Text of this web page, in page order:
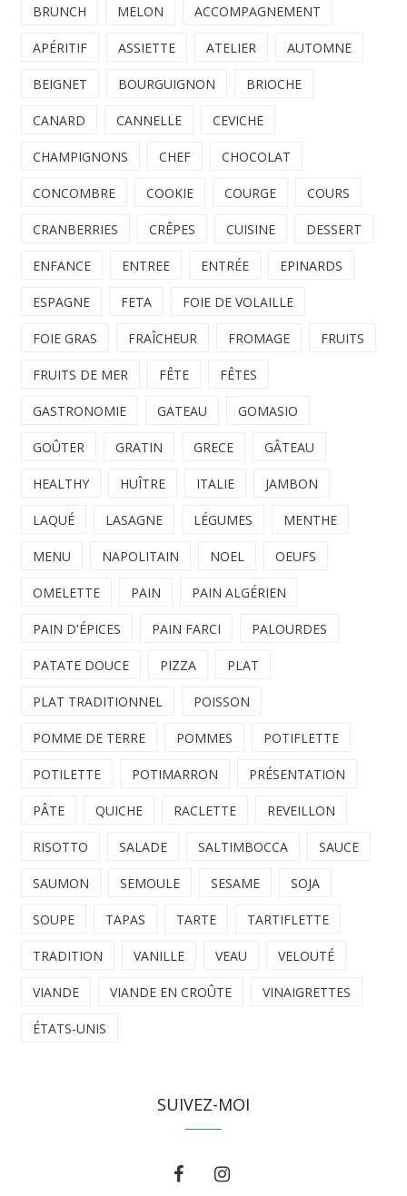
BRUNCH MELON ACCOMPAGNEMENT
APÉRITIF ASSIETTE ATELIER AUTOMNE
BEIGNET BOURGUIGNON BRIOCHE
CANARD CANNELLE CEVICHE
CHAMPIGNONS CHEF CHOCOLAT
CONCOMBRE COOKIE COURGE COURS
CRANBERRIES CRÊPES CUISINE DESSERT
ENFANCE ENTREE ENTRÉE EPINARDS
ESPAGNE FETA FOIE DE VOLAILLE
FOIE GRAS FRAÎCHEUR FROMAGE FRUITS
FRUITS DE MER FÊTE FÊTES
GASTRONOMIE GATEAU GOMASIO
GOÛTER GRATIN GRECE GÂTEAU
HEALTHY HUÎTRE ITALIE JAMBON
LAQUÉ LASAGNE LÉGUMES MENTHE
MENU NAPOLITAIN NOEL OEUFS
OMELETTE PAIN PAIN ALGÉRIEN
PAIN D'ÉPICES PAIN FARCI PALOURDES
PATATE DOUCE PIZZA PLAT
PLAT TRADITIONNEL POISSON
POMME DE TERRE POMMES POTIFLETTE
POTILETTE POTIMARRON PRÉSENTATION
PÂTE QUICHE RACLETTE REVEILLON
RISOTTO SALADE SALTIMBOCCA SAUCE
SAUMON SEMOULE SESAME SOJA
SOUPE TAPAS TARTE TARTIFLETTE
TRADITION VANILLE VEAU VELOUTÉ
VIANDE VIANDE EN CROÛTE VINAIGRETTES
ÉTATS-UNIS
SUIVEZ-MOI